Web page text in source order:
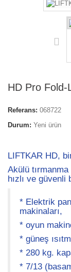
HD Pro Fold-
Referans: 068722
Durum: Yeni ürün
LIFTKAR HD,
Akülü
hızlı ve
* Elektrik
makinaları,
* oyun
* güneş
* 280 kg.
* 7/13